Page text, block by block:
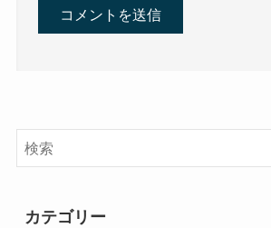
カテゴリー